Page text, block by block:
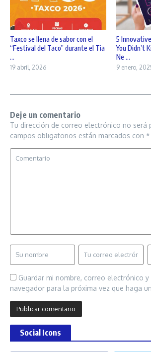
Taxco se llena de sabor con el
“Festival del Taco” durante el Tia
...
19 abril, 2026
5
You Didn’t
Ne ...
9 enero,
Deje un comentario
Tu dirección de correo electrónico no será
campos obligatorios están marcados con *
Guardar mi nombre, correo electrónico
navegador para la próxima vez que haga
Social Icons